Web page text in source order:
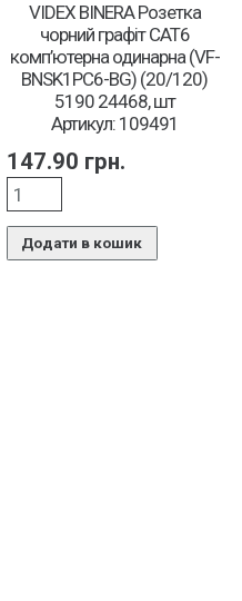
VIDEX BINERA Розетка
чорний графіт CAT6
комп’ютерна одинарна (VF-
BNSK1PC6-BG) (20/120)
5190 24468, шт
Артикул: 109491
147.90 грн.
Додати в кошик